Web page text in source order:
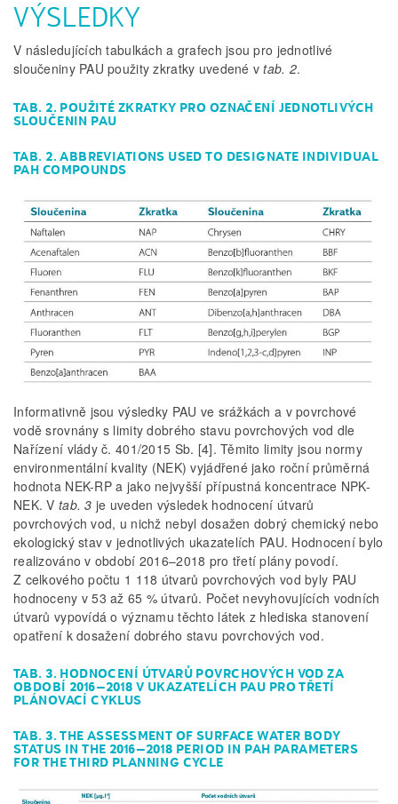
VÝSLEDKY
V následujících tabulkách a grafech jsou pro jednotlivé
sloučeniny PAU použity zkratky uvedené vtab. 2.
TAB. 2. POUŽITÉ ZKRATKY PRO OZNAČENÍ JEDNOTLIVÝCH
SLOUČENIN PAU
TAB. 2. ABBREVIATIONS USED TO DESIGNATE INDIVIDUAL
PAH COMPOUNDS
Informativně jsou výsledky PAU ve srážkách a v povrchové
vodě srovnány s limity dobrého stavu povrchových vod dle
Nařízení vlády č. 401/2015 Sb. [4]. Těmito limity jsou normy
environmentální kvality (NEK) vyjádřené jako roční průměrná
hodnota NEK-RP a jako nejvyšší přípustná koncentrace NPK-
NEK. V tab. 3 je uveden výsledek hodnocení útvarů
povrchových vod, u nichž nebyl dosažen dobrý chemický nebo
ekologický stav v jednotlivých ukazatelích PAU. Hodnocení bylo
realizováno v období 2016–2018 pro třetí plány povodí.
Z celkového počtu 1 118 útvarů povrchových vod byly PAU
hodnoceny v 53 až 65 % útvarů. Počet nevyhovujících vodních
útvarů vypovídá o významu těchto látek z hlediska stanovení
opatření k dosažení dobrého stavu povrchových vod.
TAB. 3. HODNOCENÍ ÚTVARŮ POVRCHOVÝCH VOD ZA
OBDOBÍ 2016–2018 V UKAZATELÍCH PAU PRO TŘETÍ
PLÁNOVACÍ CYKLUS
TAB. 3. THE ASSESSMENT OF SURFACE WATER BODY
STATUS IN THE 2016–2018 PERIOD IN PAH PARAMETERS
FOR THE THIRD PLANNING CYCLE